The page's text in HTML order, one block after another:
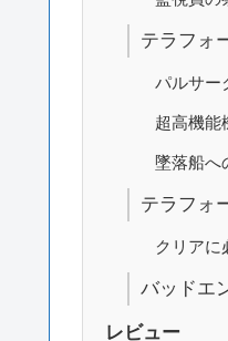
テラフォ
パルサー
超高機能
墜落船へ
テラフォ
クリアに
バッドエ
レビュー